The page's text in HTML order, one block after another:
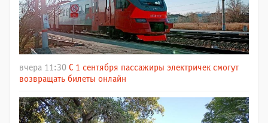
вчера 11:30 С 1 сентября пассажиры электричек смогут
возвращать билеты онлайн